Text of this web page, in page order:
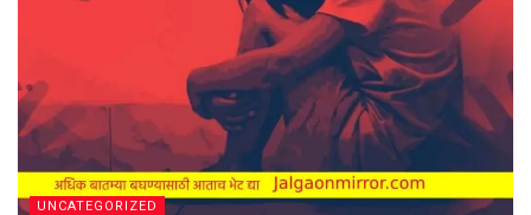
UNCATEGORIZED